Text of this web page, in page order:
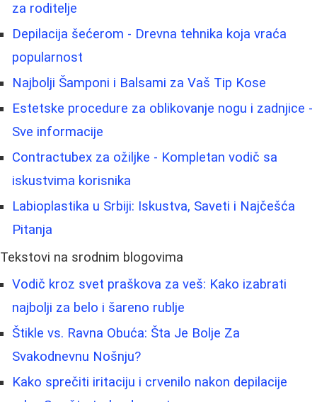
za roditelje
Depilacija šećerom - Drevna tehnika koja vraća
popularnost
Najbolji Šamponi i Balsami za Vaš Tip Kose
Estetske procedure za oblikovanje nogu i zadnjice -
Sve informacije
Contractubex za ožiljke - Kompletan vodič sa
iskustvima korisnika
Labioplastika u Srbiji: Iskustva, Saveti i Najčešća
Pitanja
Tekstovi na srodnim blogovima
Vodič kroz svet praškova za veš: Kako izabrati
najbolji za belo i šareno rublje
Štikle vs. Ravna Obuća: Šta Je Bolje Za
Svakodnevnu Nošnju?
Kako sprečiti iritaciju i crvenilo nakon depilacije